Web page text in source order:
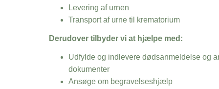
Levering af urnen
Transport af urne til krematorium
Derudover tilbyder vi at hjælpe med:
Udfylde og indlevere dødsanmeldelse og
dokumenter
Ansøge om begravelseshjælp